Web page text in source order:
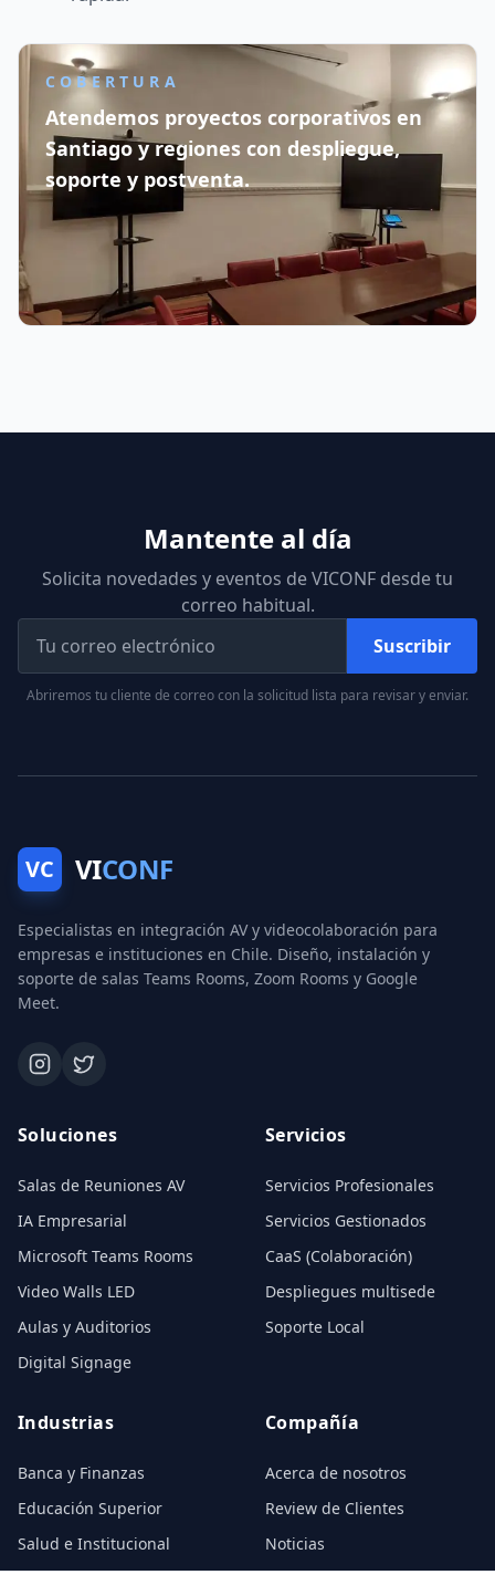
COBERTURA
Atendemos proyectos corporativos en
Santiago y regiones con despliegue,
soporte y postventa.
Mantente al día
Solicita novedades y eventos de VICONF desde tu
correo habitual.
Suscribir
Abriremos tu cliente de correo con la solicitud lista para revisar y enviar.
VC VICONF
Especialistas en integración AV y videocolaboración para
empresas e instituciones en Chile. Diseño, instalación y
soporte de salas Teams Rooms, Zoom Rooms y Google
Meet.
Soluciones
Salas de Reuniones AV
IA Empresarial
Microsoft Teams Rooms
Video Walls LED
Aulas y Auditorios
Digital Signage
Servicios
Servicios Profesionales
Servicios Gestionados
CaaS (Colaboración)
Despliegues multisede
Soporte Local
Industrias
Banca y Finanzas
Educación Superior
Salud e Institucional
Compañía
Acerca de nosotros
Review de Clientes
Noticias